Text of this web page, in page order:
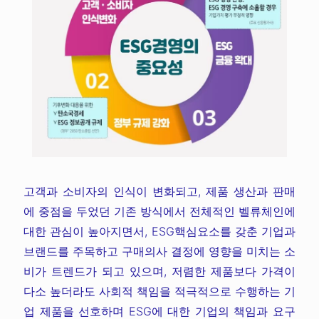
고객과 소비자의 인식이 변화되고, 제품 생산과 판매
에 중점을 두었던 기존 방식에서 전체적인 벨류체인에
대한 관심이 높아지면서, ESG핵심요소를 갖춘 기업과
브랜드를 주목하고 구매의사 결정에 영향을 미치는 소
비가 트렌드가 되고 있으며, 저렴한 제품보다 가격이
다소 높더라도 사회적 책임을 적극적으로 수행하는 기
업 제품을 선호하며 ESG에 대한 기업의 책임과 요구